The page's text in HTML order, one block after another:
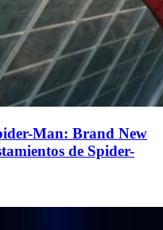
Man: Brand New
de Spider-